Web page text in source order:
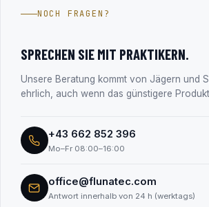
Salzburg). Alle Unternehmensdaten
NOCH FRAGEN?
SPRECHEN SIE MIT PRAKTIKERN.
Unsere Beratung kommt von Jägern und
ehrlich, auch wenn das günstigere
+43 662 852 396
Mo–Fr 08:00–16:00
office@flunatec.com
Antwort innerhalb von 24 h (werktags)